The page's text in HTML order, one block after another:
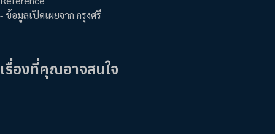
- ข้อมูลเปิดเผยจาก กรุงศรี
เรื่องที่คุณอาจสนใจ